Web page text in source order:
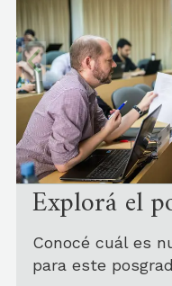
Explorá el
Conocé cuál es
para este